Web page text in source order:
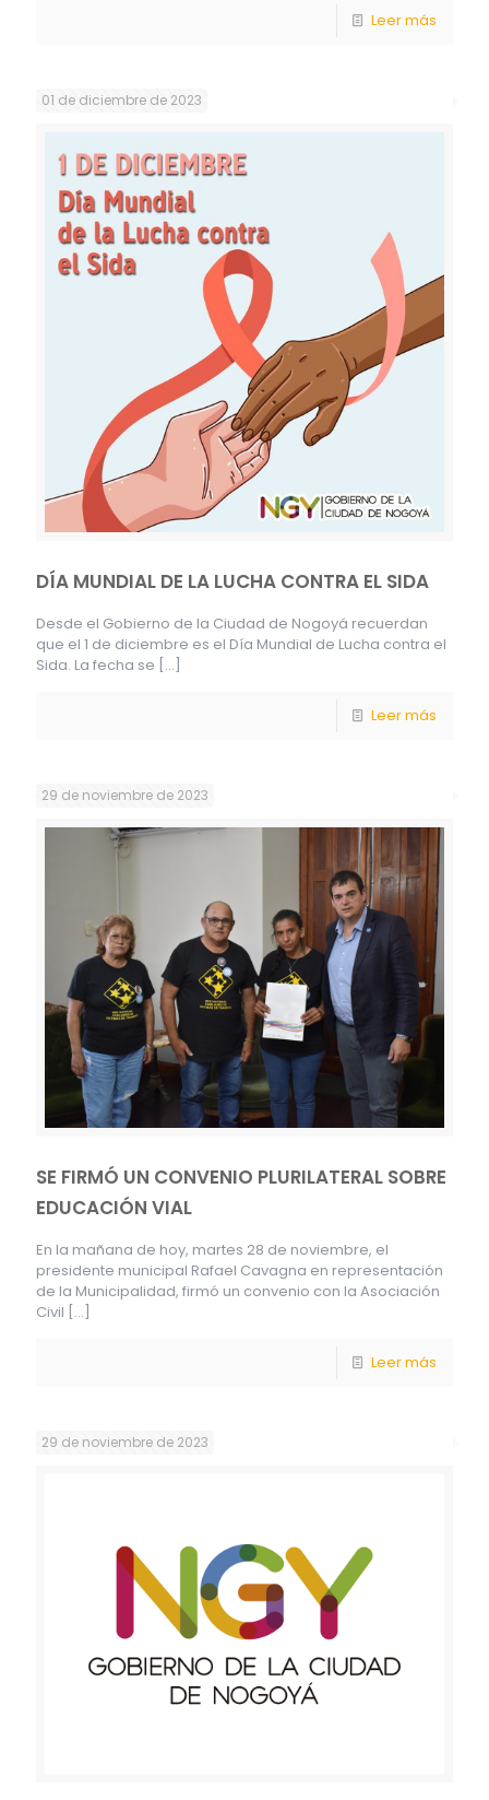
Leer más
01 de diciembre de 2023
DÍA MUNDIAL DE LA LUCHA CONTRA EL SIDA
Desde el Gobierno de la Ciudad de Nogoyá recuerdan
que el 1 de diciembre es el Día Mundial de Lucha contra el
Sida. La fecha se […]
Leer más
29 de noviembre de 2023
SE FIRMÓ UN CONVENIO PLURILATERAL SOBRE
EDUCACIÓN VIAL
En la mañana de hoy, martes 28 de noviembre, el
presidente municipal Rafael Cavagna en representación
de la Municipalidad, firmó un convenio con la Asociación
Civil […]
Leer más
29 de noviembre de 2023